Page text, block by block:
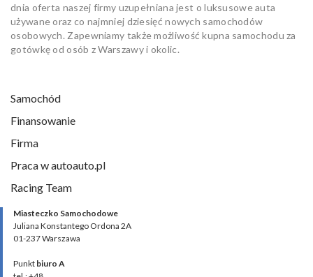
dnia oferta naszej firmy uzupełniana jest o luksusowe auta
używane oraz co najmniej dziesięć nowych samochodów
osobowych. Zapewniamy także możliwość kupna samochodu za
gotówkę od osób z Warszawy i okolic.
Samochód
Finansowanie
Firma
Praca w autoauto.pl
Racing Team
Miasteczko Samochodowe
Juliana Konstantego Ordona 2A
01-237 Warszawa
Punkt biuro A